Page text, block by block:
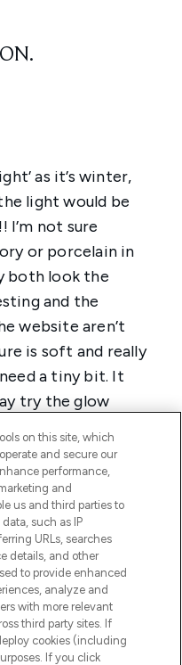
on this site, which
and secure our
performance,
and
us and third parties to
such as IP
URLs, searches
details, and other
to provide enhanced
analyze and
with more relevant
third party sites. If
cookies (including
If you click